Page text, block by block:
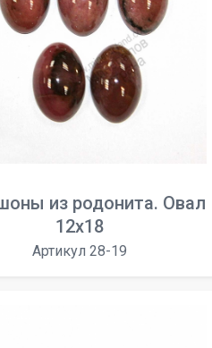
из родонита. Овал
12х18
Артикул 28-19